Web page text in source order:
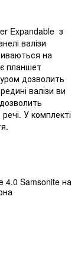
Expandable з
валізи
на
планшет
дозволить
валізи ви
У комплекті
4.0 Samsonite на